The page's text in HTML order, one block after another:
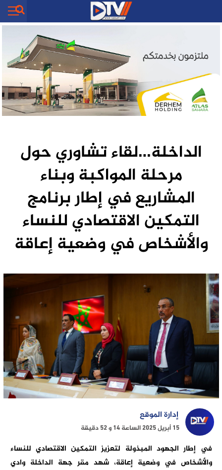
الداخلة…لقاء تشاوري حول
مرحلة المواكبة وبناء
المشاريع في إطار برنامج
التمكين الاقتصادي للنساء
والأشخاص في وضعية إعاقة
إدارة الموقع
15 أبريل 2025 الساعة 14 و 52 دقيقة
في إطار الجهود المبذولة لتعزيز التمكين الاقتصادي للنساء
والأشخاص في وضعية إعاقة، شهد مقر جهة الداخلة وادي